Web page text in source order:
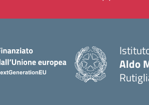
Aldo